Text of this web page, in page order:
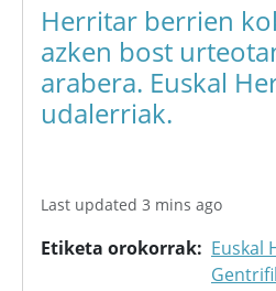
Herritar berrien
azken bost
arabera. Euskal
udalerriak.
Last updated 3 mins ago
Etiketa orokorrak
Euskal